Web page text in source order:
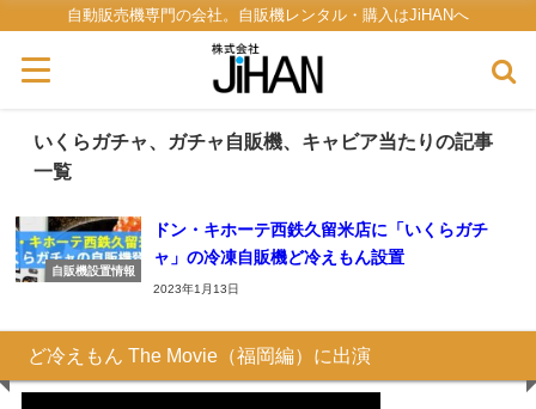
自動販売機専門の会社。自販機レンタル・購入はJiHANへ
いくらガチャ、ガチャ自販機、キャビア当たりの記事
一覧
自販機設置情報
ドン・キホーテ西鉄久留米店に「いくらガチ
ャ」の冷凍自販機ど冷えもん設置
2023年1月13日
ど冷えもん The Movie（福岡編）に出演